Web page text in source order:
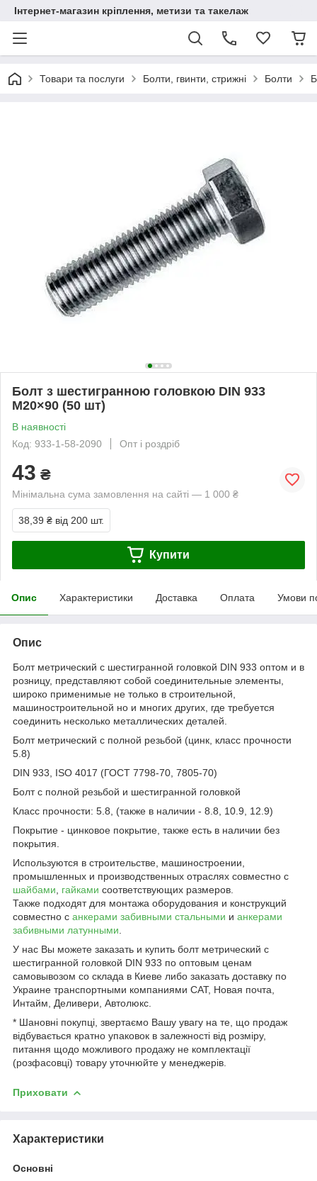
Інтернет-магазин кріплення, метизи та такелаж
Товари та послуги Болти, гвинти, стрижні Болти
Болт з шестигранною головкою DIN 933
М20×90 (50 шт)
В наявності
Код: 933-1-58-2090
Опт і роздріб
43 ₴
Мінімальна сума замовлення на сайті — 1 000 ₴
38,39 ₴ від 200 шт.
Купити
Опис Характеристики Доставка Оплата Умови
Опис
Болт метрический с шестигранной головкой DIN 933 оптом и в
розницу, представляют собой соединительные элементы,
широко применимые не только в строительной,
машиностроительной но и многих других, где требуется
соединить несколько металлических деталей.
Болт метрический с полной резьбой (цинк, класс прочности
5.8)
DIN 933, ISO 4017 (ГОСТ 7798-70, 7805-70)
Болт с полной резьбой и шестигранной головкой
Класс прочности: 5.8, (также в наличии - 8.8, 10.9, 12.9)
Покрытие - цинковое покрытие, также есть в наличии без
покрытия.
Используются в строительстве, машиностроении,
промышленных и производственных отраслях совместно с
шайбами
гайками соответствующих размеров.
Также подходят для монтажа оборудования и конструкций
совместно с анкерами забивными стальными и анкерами
забивными латунными
У нас Вы можете заказать и купить болт метрический с
шестигранной головкой DIN 933 по оптовым ценам
самовывозом со склада в Киеве либо заказать доставку по
Украине транспортными компаниями САТ, Новая почта,
Интайм, Деливери, Автолюкс.
* Шановні покупці, звертаємо Вашу увагу на те, що продаж
відбувається кратно упаковок в залежності від розміру,
питання щодо можливого продажу не комплектації
(розфасовці) товару уточнюйте у менеджерів.
Приховати
Характеристики
Основні